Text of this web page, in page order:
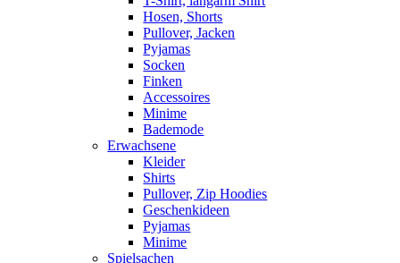
Hosen, Shorts
Pullover, Jacken
Pyjamas
Socken
Finken
Accessoires
Minime
Bademode
Erwachsene
Kleider
Shirts
Pullover, Zip Hoodies
Geschenkideen
Pyjamas
Minime
Spielsachen